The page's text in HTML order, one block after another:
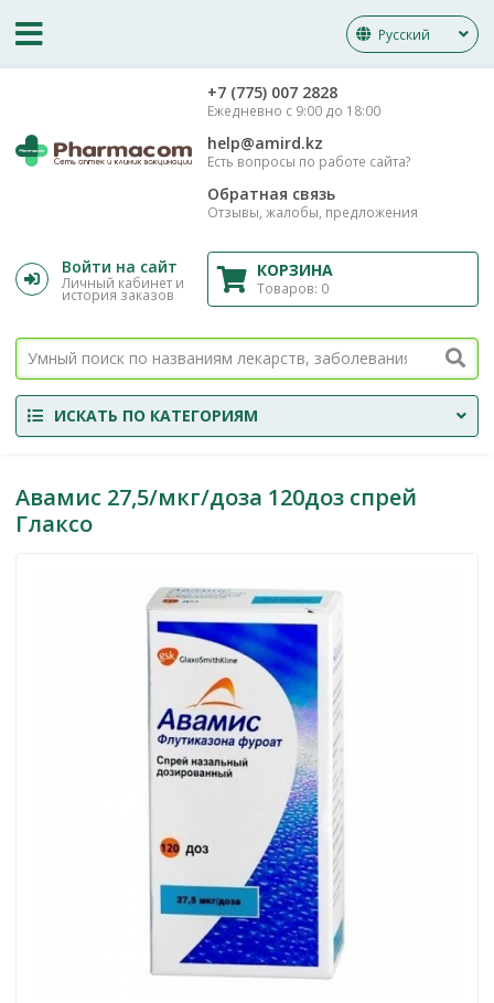
Русский
‎+7 (775) 007 2828
Ежедневно с 9:00 до 18:00
help@amird.kz
Есть вопросы по работе сайта?
Обратная связь
Отзывы, жалобы, предложения
Войти на сайт
Личный кабинет и
история заказов
КОРЗИНА
Товаров: 0
ИСКАТЬ ПО КАТЕГОРИЯМ
Авамис 27,5/мкг/доза 120доз спрей
Глаксо